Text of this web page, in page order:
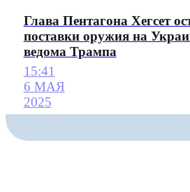
Глава Пентагона Хегсет
поставки оружия на
ведома Трампа
15:41
6 МАЯ
2025